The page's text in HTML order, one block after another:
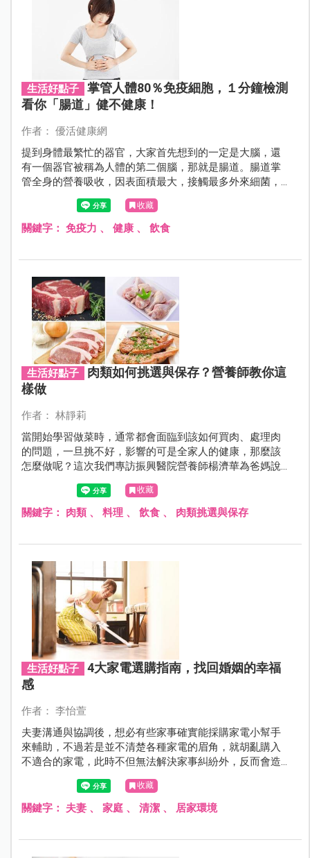
生活好點子
掌管人體80％免疫細胞，１分鐘檢測
看你「腸道」健不健康！
作者： 優活健康網
提到身體最繁忙的器官，大家首先想到的一定是大腦，還
有一個器官被稱為人體的第二個腦，那就是腸道。腸道掌
管全身的營養吸收，因表面積最大，接觸最多外來細菌，
使得淋巴組織也最為發達，有著人體70％至80％的免疫細
胞，是人體免疫的最強關卡。
收藏
關鍵字： 免疫力 、 健康、 飲食
生活好點子
肉類如何挑選與保存？營養師教你這
樣做
作者： 林靜莉
當開始學習做菜時，通常都會面臨到該如何買肉、處理肉
的問題，一旦挑不好，影響的可是全家人的健康，那麼該
怎麼做呢？這次我們專訪振興醫院營養師楊濟華為爸媽說
收藏
關鍵字： 肉類、 料理 、 飲食、 肉類挑選與保存
生活好點子
4大家電選購指南，找回婚姻的幸福
感
作者： 李怡萱
夫妻溝通與協調後，想必有些家事確實能採購家電小幫手
來輔助，不過若是並不清楚各種家電的眉角，就胡亂購入
不適合的家電，此時不但無法解決家事糾紛外，反而會造
成更大的爭端。對此家事達人陳映如特別針對不同的家
電，說明選購時必須注意的事項與建議。
收藏
關鍵字： 夫妻、 家庭、 清潔、 居家環境